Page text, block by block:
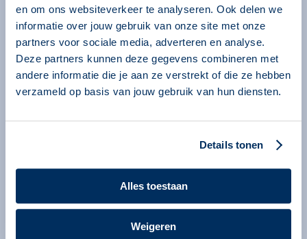
en om ons websiteverkeer te analyseren. Ook delen we
informatie over jouw gebruik van onze site met onze
partners voor sociale media, adverteren en analyse.
Deze partners kunnen deze gegevens combineren met
andere informatie die je aan ze verstrekt of die ze hebben
verzameld op basis van jouw gebruik van hun diensten.
Details tonen
Alles toestaan
Weigeren
Algemeen
Missie
Over onze programma’s
Begeleiders
Nieuws
Bestellen
Information in English